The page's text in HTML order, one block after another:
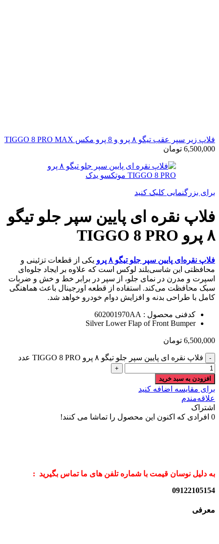
فلاپ زیر سپر عقب تیگو ۸ پرو و 8 پرو مکس TIGGO 8 PRO MAX
6,500,000 تومان
برای بزرگنمایی کلیک کنید
فلاپ نقره ای پایین سپر جلو تیگو
۸ پرو TIGGO 8 PRO
فلاپ نقره‌ای پایین سپر جلو تیگو ۸ پرو
یکی از قطعات تزئینی و
محافظتی این شاسی‌بلند لوکس است که علاوه بر ایجاد جلوه‌ای
اسپرت و مدرن در نمای جلو، از سپر در برابر خط و خش و ضربات
سبک محافظت می‌کند. استفاده از قطعه اورجینال باعث هماهنگی
کامل با طراحی بدنه و افزایش دوام خودرو خواهد شد.
کدفنی محصول : 602001970AA
Silver Lower Flap of Front Bumper
6,500,000 تومان
فلاپ نقره ای پایین سپر جلو تیگو ۸ پرو TIGGO 8 PRO عدد
افزودن به سبد خرید
برای مقایسه اضافه کنید
علاقه‌مندم
اشتراک
0 افرادی که اکنون این محصول را تماشا می کنند!
به دلیل نوسان قیمت با شماره تلفن های ما تماس بگیرید :
09122105154
معرفی